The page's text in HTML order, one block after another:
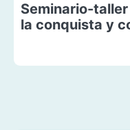
Seminario-
la conquista y